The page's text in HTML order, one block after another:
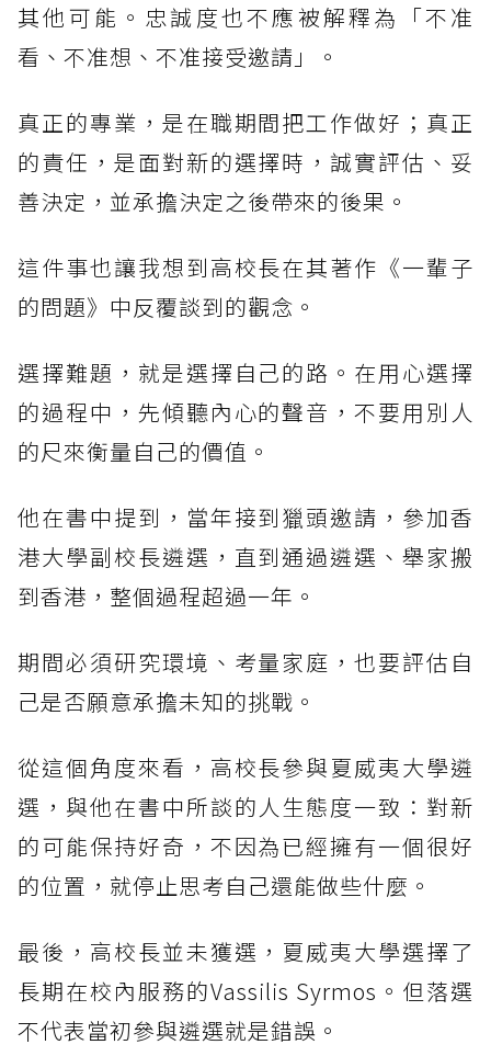
其他可能。忠誠度也不應被解釋為「不准
看、不准想、不准接受邀請」。
真正的專業，是在職期間把工作做好；真正
的責任，是面對新的選擇時，誠實評估、妥
善決定，並承擔決定之後帶來的後果。
這件事也讓我想到高校長在其著作《一輩子
的問題》中反覆談到的觀念。
選擇難題，就是選擇自己的路。在用心選擇
的過程中，先傾聽內心的聲音，不要用別人
的尺來衡量自己的價值。
他在書中提到，當年接到獵頭邀請，參加香
港大學副校長遴選，直到通過遴選、舉家搬
到香港，整個過程超過一年。
期間必須研究環境、考量家庭，也要評估自
己是否願意承擔未知的挑戰。
從這個角度來看，高校長參與夏威夷大學遴
選，與他在書中所談的人生態度一致：對新
的可能保持好奇，不因為已經擁有一個很好
的位置，就停止思考自己還能做些什麼。
最後，高校長並未獲選，夏威夷大學選擇了
長期在校內服務的Vassilis Syrmos。但落選
不代表當初參與遴選就是錯誤。